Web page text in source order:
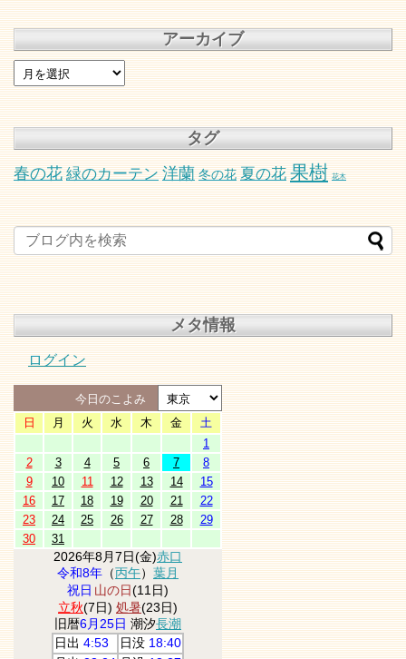
アーカイブ
タグ
春の花 緑のカーテン 洋蘭 冬の花 夏の花 果樹 花木
メタ情報
ログイン
今日のこよみ
日
月 火 水 木 金
土
1
2
3 4 5 6 7
8
9
10 11 12 13 14
15
16
17 18 19 20 21
22
23
24 25 26 27 28
29
30
31
2026年8月7日(金)赤口
令和8年 （丙午） 葉月
祝日 山の日(11日)
立秋(7日) 処暑(23日)
旧暦6月25日 潮汐長潮
日出 4:53 日没 18:40